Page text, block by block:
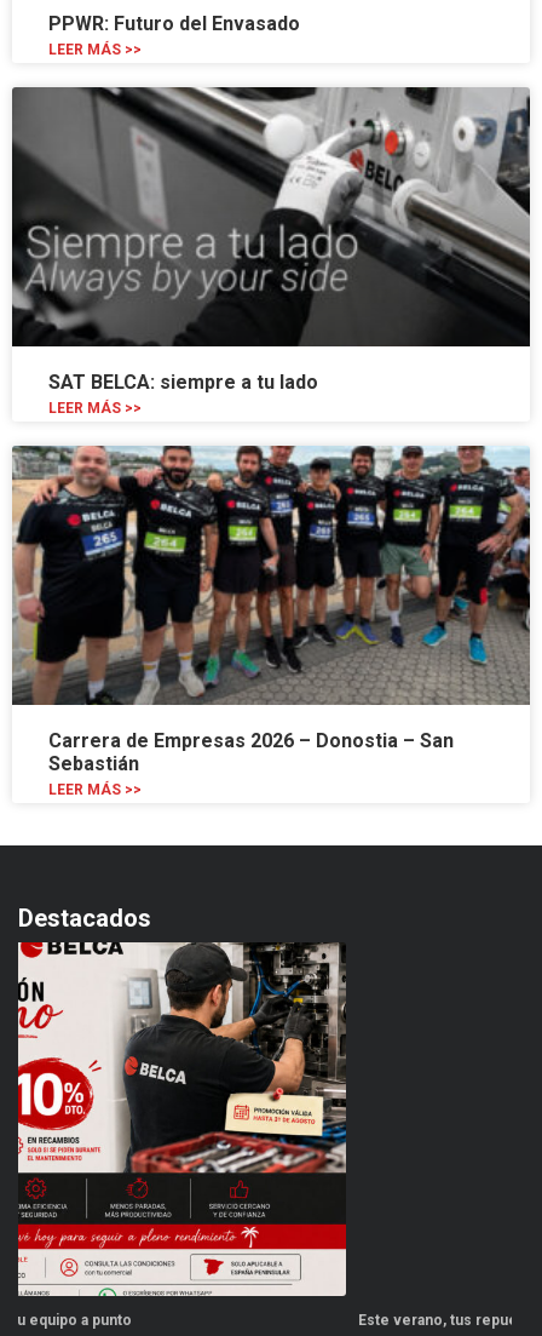
PPWR: Futuro del Envasado
LEER MÁS >>
SAT BELCA: siempre a tu lado
LEER MÁS >>
Carrera de Empresas 2026 – Donostia – San
Sebastián
LEER MÁS >>
Destacados
Este verano, tus repuestos tienen ventajas